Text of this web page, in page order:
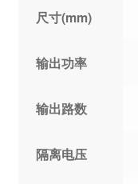
尺寸(mm)
输出功率
输出路数
隔离电压